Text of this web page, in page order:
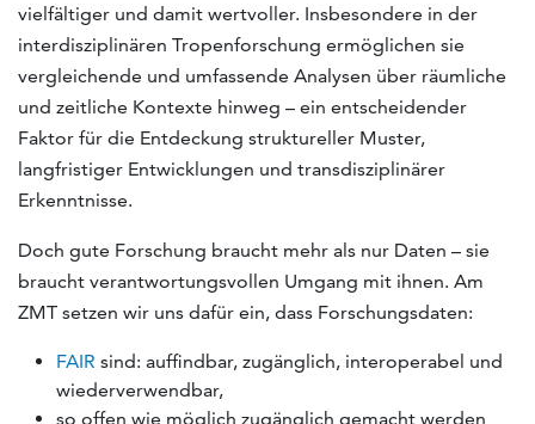
vielfältiger und damit wertvoller. Insbesondere in der
interdisziplinären Tropenforschung ermöglichen sie
vergleichende und umfassende Analysen über räumliche
und zeitliche Kontexte hinweg – ein entscheidender
Faktor für die Entdeckung struktureller Muster,
langfristiger Entwicklungen und transdisziplinärer
Erkenntnisse.
Doch gute Forschung braucht mehr als nur Daten – sie
braucht verantwortungsvollen Umgang mit ihnen. Am
ZMT setzen wir uns dafür ein, dass Forschungsdaten:
FAIR sind: auffindbar, zugänglich, interoperabel und
wiederverwendbar,
so offen wie möglich zugänglich gemacht werden